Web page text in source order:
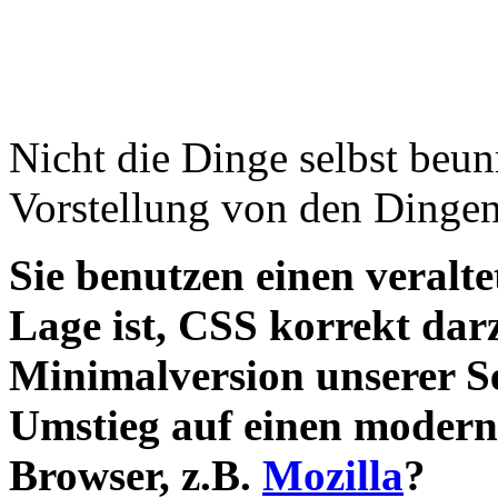
Nicht die Dinge selbst
Vorstellung von den
Sie benutzen einen
Lage ist, CSS korrekt
Minimalversion unserer
Umstieg auf einen
Browser, z.B. Mozilla?